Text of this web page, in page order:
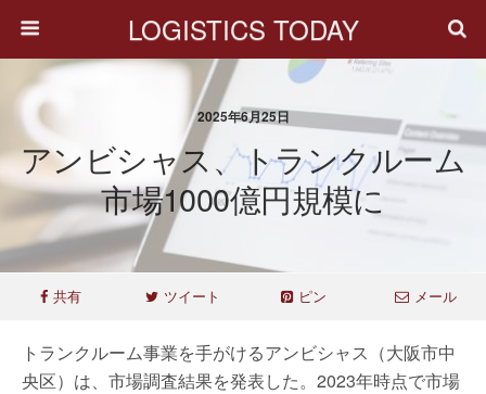
LOGISTICS TODAY
2025年6月25日
アンビシャス、トランクルーム
市場1000億円規模に
共有 ツイート ピン メール
トランクルーム事業を手がけるアンビシャス（大阪市中
央区）は、市場調査結果を発表した。2023年時点で市場